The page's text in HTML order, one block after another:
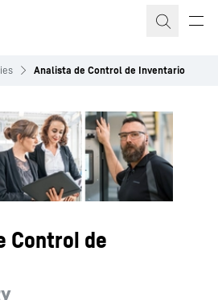
Analista de Control de Inventario
Control de